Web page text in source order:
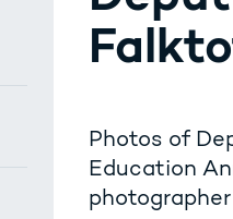
Photos of
Education